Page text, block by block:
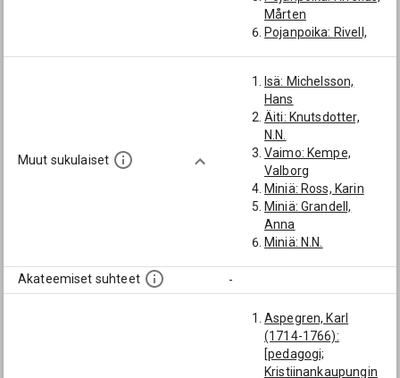
Mårten
Pojanpoika: Rivell,
Muut sukulaiset
Isä: Michelsson,
Hans
Äiti: Knutsdotter,
N.N.
Vaimo: Kempe,
Valborg
Miniä: Ross, Karin
Miniä: Grandell,
Anna
Miniä: N.N.
Miniä: Wernberg,
Margareta
Miniä: N.N.
Akateemiset suhteet -
Aspegren, Karl
(1714-1766):
[pedagogi;
Kristiinankaupungin